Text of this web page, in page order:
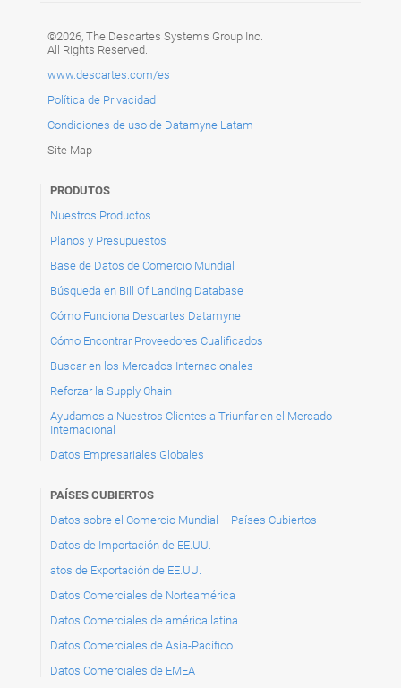
©2026, The Descartes Systems Group Inc.
All Rights Reserved.
www.descartes.com/es
Política de Privacidad
Condiciones de uso de Datamyne Latam
Site Map
PRODUTOS
Nuestros Productos
Planos y Presupuestos
Base de Datos de Comercio Mundial
Búsqueda en Bill Of Landing Database
Cómo Funciona Descartes Datamyne
Cómo Encontrar Proveedores Cualificados
Buscar en los Mercados Internacionales
Reforzar la Supply Chain
Ayudamos a Nuestros Clientes a Triunfar en el Mercado
Internacional
Datos Empresariales Globales
PAÍSES CUBIERTOS
Datos sobre el Comercio Mundial – Países Cubiertos
Datos de Importación de EE.UU.
atos de Exportación de EE.UU.
Datos Comerciales de Norteamérica
Datos Comerciales de américa latina
Datos Comerciales de Asia-Pacífico
Datos Comerciales de EMEA